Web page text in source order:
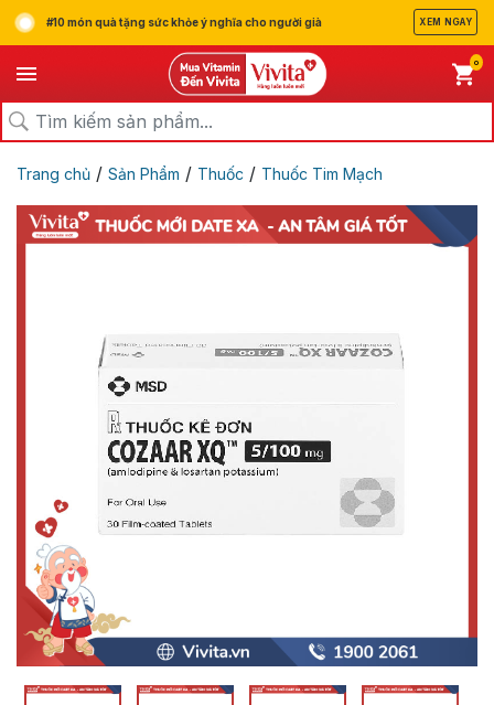
#10 món quà tặng sức khỏe ý nghĩa cho người già XEM NGAY
0
Trang chủ / Sản Phẩm / Thuốc / Thuốc Tim Mạch